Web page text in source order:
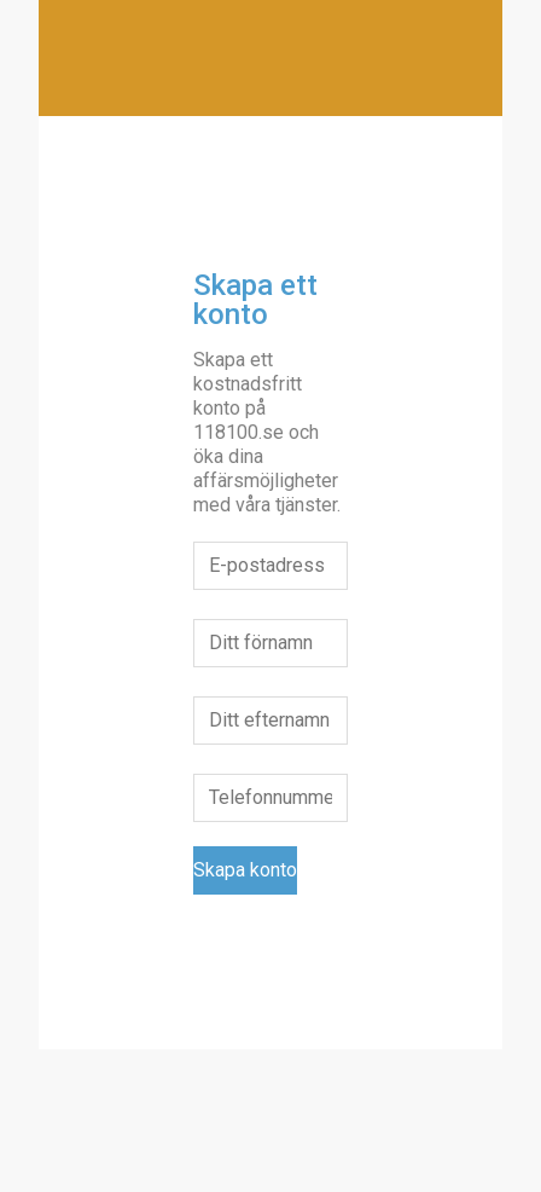
Skapa ett
konto
Skapa ett
kostnadsfritt
konto på
118100.se och
öka dina
affärsmöjligheter
med våra tjänster.